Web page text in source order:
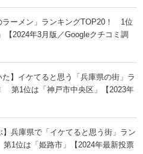
ラーメン」ランキングTOP20！ 1位
【2024年3月版／Googleクチコミ調
た】イケてると思う「兵庫県の街」ラ
第1位は「神戸市中央区」【2023年
】兵庫県で「イケてると思う街」ラン
1位は「姫路市」【2024年最新投票